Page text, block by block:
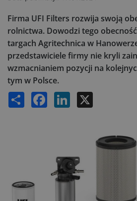
Firma UFI Filters rozwija swoją
rolnictwa. Dowodzi tego
targach Agritechnica w
przedstawiciele firmy nie kryli
wzmacnianiem pozycji na
tym w Polsce.
Share Facebook LinkedIn